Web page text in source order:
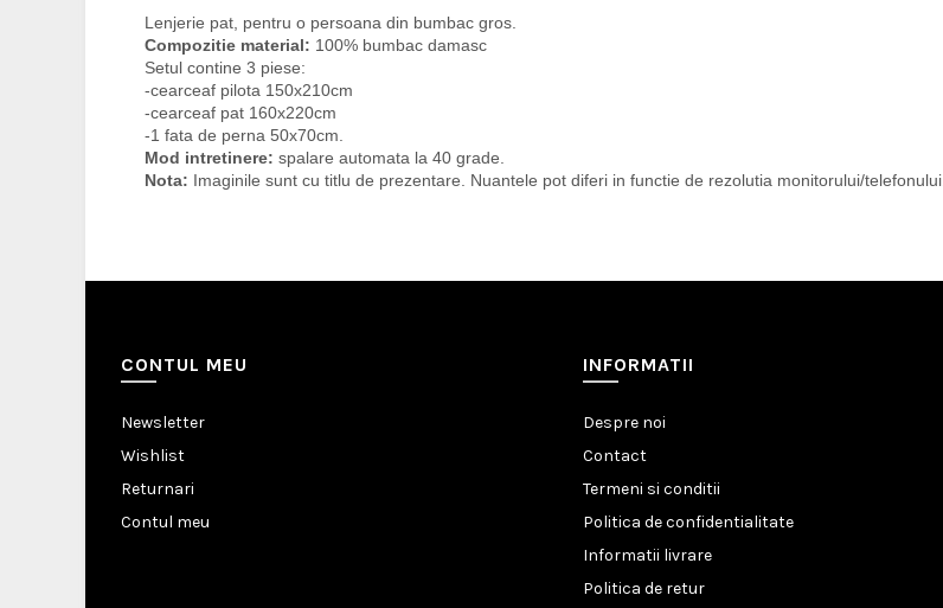
Lenjerie pat, pentru o persoana din bumbac gros.
Compozitie material: 100% bumbac damasc
Setul contine 3 piese:
-cearceaf pilota 150x210cm
-cearceaf pat 160x220cm
-1 fata de perna 50x70cm.
Mod intretinere: spalare automata la 40 grade.
Nota: Imaginile sunt cu titlu de prezentare. Nuantele pot diferi in functie de rezolutia monitorului/telefonului.
CONTUL MEU
Newsletter
Wishlist
Returnari
Contul meu
INFORMATII
Despre noi
Contact
Termeni si conditii
Politica de confidentialitate
Informatii livrare
Politica de retur